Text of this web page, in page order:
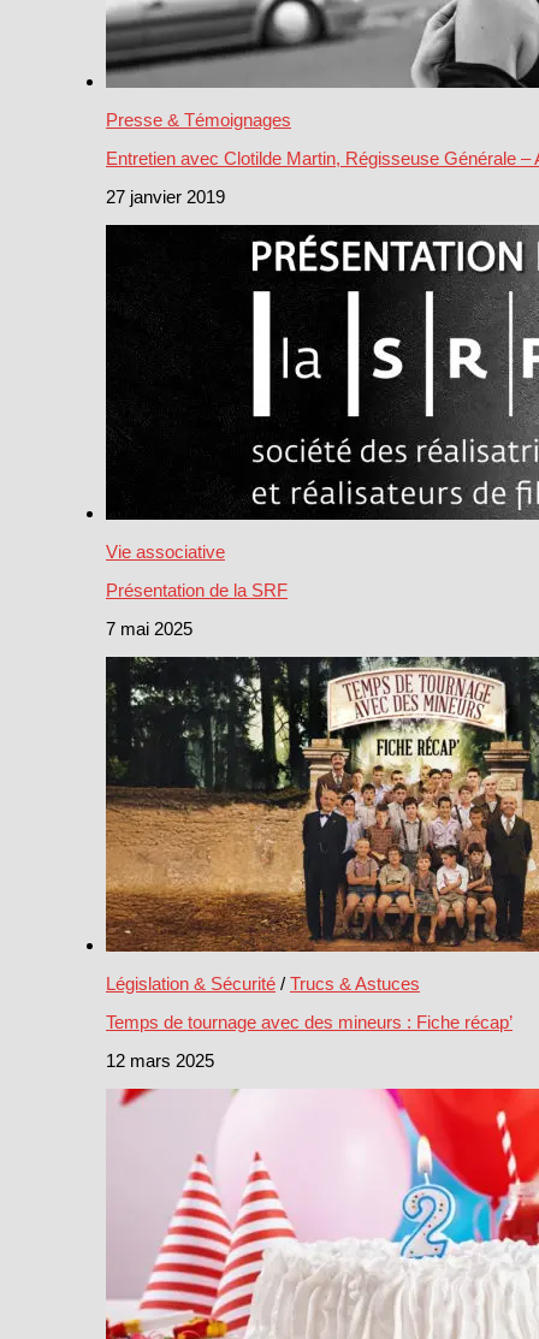
Presse & Témoignages
Entretien avec Clotilde Martin, Régisseuse Générale –
27 janvier 2019
Vie associative
Présentation de la SRF
7 mai 2025
Législation & Sécurité / Trucs & Astuces
Temps de tournage avec des mineurs : Fiche récap’
12 mars 2025